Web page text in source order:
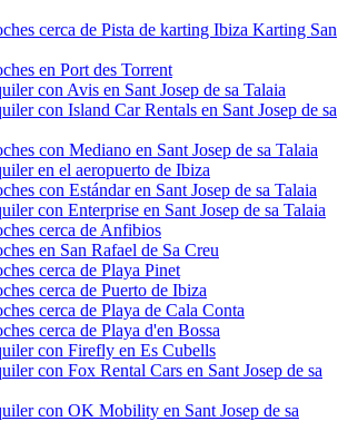
cerca de Pista de karting Ibiza Karting San
en Port des Torrent
con Avis en Sant Josep de sa Talaia
con Island Car Rentals en Sant Josep de sa
con Mediano en Sant Josep de sa Talaia
en el aeropuerto de Ibiza
con Estándar en Sant Josep de sa Talaia
con Enterprise en Sant Josep de sa Talaia
cerca de Anfibios
en San Rafael de Sa Creu
cerca de Playa Pinet
cerca de Puerto de Ibiza
cerca de Playa de Cala Conta
cerca de Playa d'en Bossa
con Firefly en Es Cubells
con Fox Rental Cars en Sant Josep de sa
con OK Mobility en Sant Josep de sa